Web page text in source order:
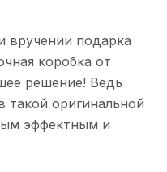
вручении подарка
коробка от
решение! Ведь
такой оригинальной
эффектным и